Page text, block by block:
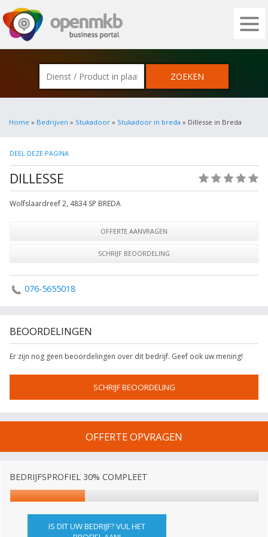
OPENMKB - DE ZAKELIJKE PORTAL
Home » Bedrijven » Stukadoor » Stukadoor in breda » Dillesse in Breda
DEEL DEZE PAGINA
DILLESSE
Wolfslaardreef 2, 4834 SP BREDA
OFFERTE AANVRAGEN
SCHRIJF BEOORDELING
076-5655018
BEOORDELINGEN
Er zijn nog geen beoordelingen over dit bedrijf. Geef ook uw mening!
SCHRIJF BEOORDELING
OFFERTE OPVRAGEN
BEDRIJFSPROFIEL 30% COMPLEET
IS DIT UW BEDRIJF? VUL HET